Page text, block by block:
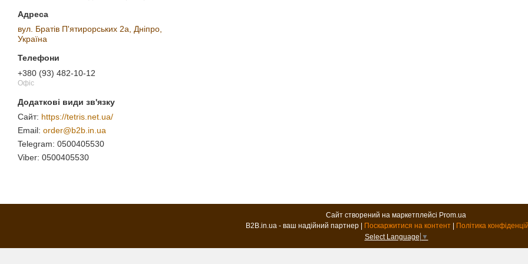
вул. Братів П'ятирорських 2а, Дніпро,
Україна
+380 (93) 482-10-12
Офіс
https://tetris.net.ua/
order@b2b.in.ua
0500405530
0500405530
Сайт створений на маркетплейсі Prom.ua
Поскаржитися на контент
Політика
Select Language ▼